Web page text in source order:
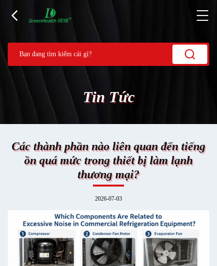
Tin Tức
Các thành phần nào liên quan đến tiếng
ồn quá mức trong thiết bị làm lạnh
thương mại?
2026-07-03